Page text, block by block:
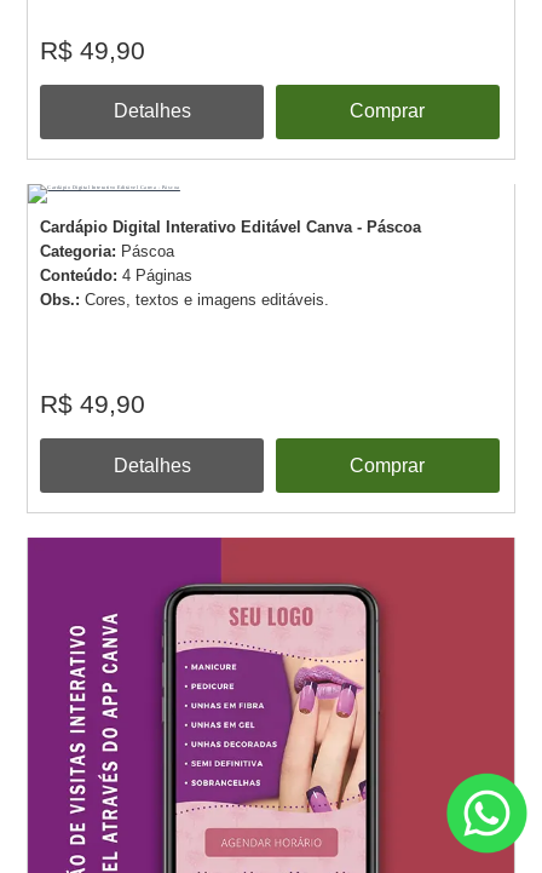
R$ 49,90
Detalhes Comprar
Cardápio Digital Interativo Editável Canva - Páscoa
Categoria: Páscoa
Conteúdo:4 Páginas
Obs.:Cores, textos e imagens editáveis.
R$ 49,90
Detalhes Comprar